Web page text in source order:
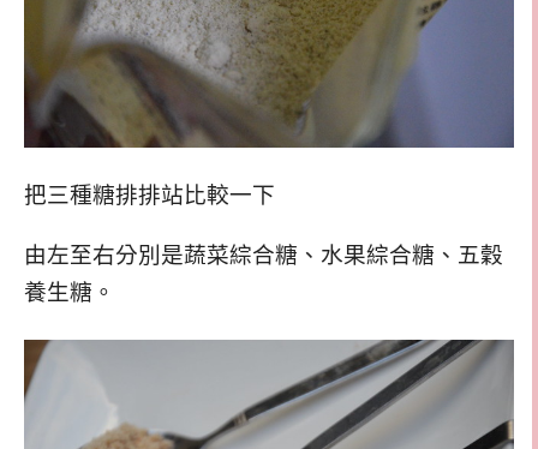
把三種糖排排站比較一下
由左至右分別是蔬菜綜合糖、水果綜合糖、五穀
養生糖。